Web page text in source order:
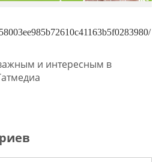
и интересным в